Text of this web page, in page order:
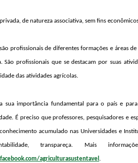
de natureza associativa, sem fins
são profissionais de diferentes formações e
São profissionais que se destacam por suas
das atividades agrícolas.
sua importância fundamental para o país e
É preciso que professores, pesquisadores e
acumulado nas Universidades e
transpareça. Mais
agriculturasustentavel .